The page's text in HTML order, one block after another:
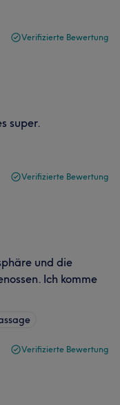
Verifizierte Bewertung
super.
Verifizierte Bewertung
und die
Ich komme
Verifizierte Bewertung